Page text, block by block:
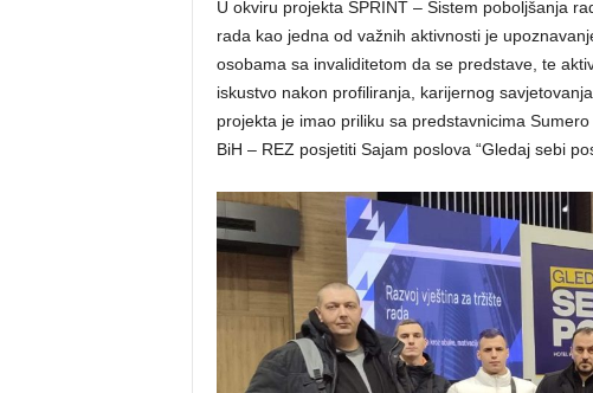
U okviru projekta SPRINT – Sistem poboljšanja
rada kao jedna od važnih aktivnosti je
osobama sa invaliditetom da se predstave, te
iskustvo nakon profiliranja, karijernog
projekta je imao priliku sa predstavnicima
BiH – REZ posjetiti Sajam poslova “Gledaj sebi